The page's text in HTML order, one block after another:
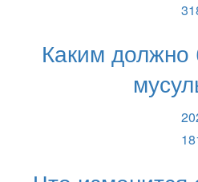
Каким должно